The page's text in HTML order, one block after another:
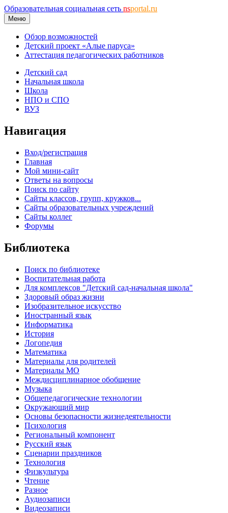
Образовательная социальная сеть nsportal.ru
Меню
Обзор возможностей
Детский проект «Алые паруса»
Аттестация педагогических работников
Детский сад
Начальная школа
Школа
НПО и СПО
ВУЗ
Навигация
Вход/регистрация
Главная
Мой мини-сайт
Ответы на вопросы
Поиск по сайту
Сайты классов, групп, кружков...
Сайты образовательных учреждений
Сайты коллег
Форумы
Библиотека
Поиск по библиотеке
Воспитательная работа
Для комплексов "Детский сад-начальная школа"
Здоровый образ жизни
Изобразительное искусство
Иностранный язык
Информатика
История
Логопедия
Математика
Материалы для родителей
Материалы МО
Междисциплинарное обобщение
Музыка
Общепедагогические технологии
Окружающий мир
Основы безопасности жизнедеятельности
Психология
Региональный компонент
Русский язык
Сценарии праздников
Технология
Физкультура
Чтение
Разное
Аудиозаписи
Видеозаписи